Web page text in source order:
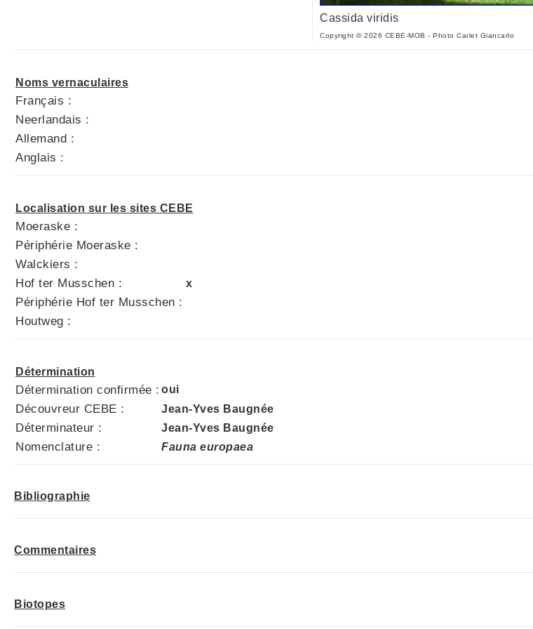
Cassida viridis
Copyright © 2026 CEBE-MOB - Photo Carlet Giancarlo
Noms vernaculaires
Français :
Neerlandais :
Allemand :
Anglais :
Localisation sur les sites CEBE
Moeraske :
Périphérie Moeraske :
Walckiers :
Hof ter Musschen :
x
Périphérie Hof ter Musschen :
Houtweg :
Détermination
Détermination confirmée : oui
Découvreur CEBE : Jean-Yves Baugnée
Déterminateur : Jean-Yves Baugnée
Nomenclature : Fauna europaea
Bibliographie
Commentaires
Biotopes